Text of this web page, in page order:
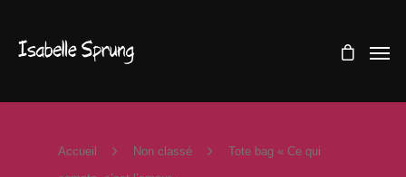
Accueil Non classé
Tote bag « Ce qui